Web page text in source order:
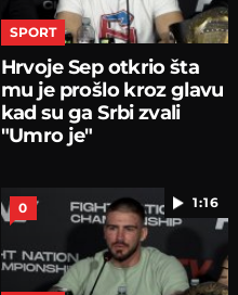
SPORT
Hrvoje Sep otkrio šta
mu je prošlo kroz glavu
kad su ga Srbi zvali
"Umro je"
1:16
0